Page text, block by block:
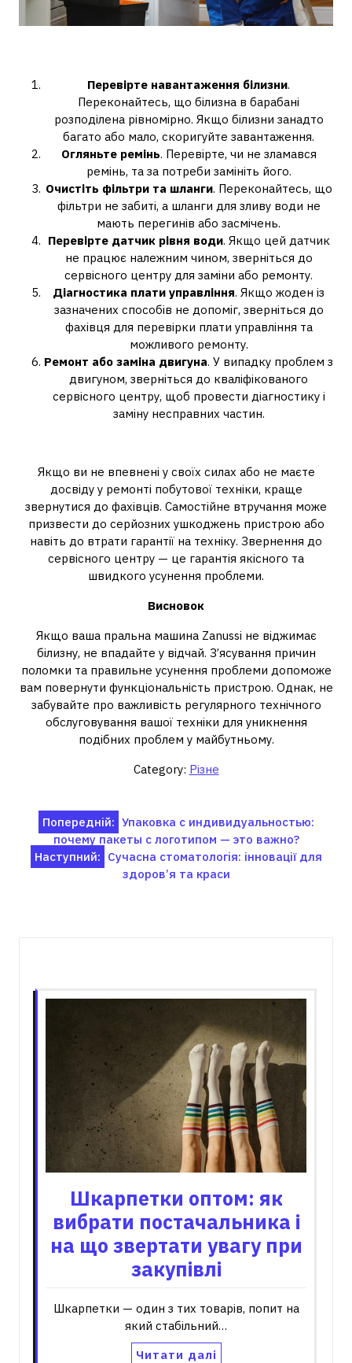
Перевірте навантаження білизни.
Переконайтесь, що білизна в барабані
розподілена рівномірно. Якщо білизни занадто
багато або мало, скоригуйте завантаження.
Огляньте ремінь. Перевірте, чи не зламався
ремінь, та за потреби замініть його.
Очистіть фільтри та шланги. Переконайтесь, що
фільтри не забиті, а шланги для зливу води не
мають перегинів або засмічень.
Перевірте датчик рівня води. Якщо цей датчик
не працює належним чином, зверніться до
сервісного центру для заміни або ремонту.
Діагностика плати управління. Якщо жоден із
зазначених способів не допоміг, зверніться до
фахівця для перевірки плати управління та
можливого ремонту.
Ремонт або заміна двигуна. У випадку проблем з
двигуном, зверніться до кваліфікованого
сервісного центру, щоб провести діагностику і
заміну несправних частин.
Якщо ви не впевнені у своїх силах або не маєте
досвіду у ремонті побутової техніки, краще
звернутися до фахівців. Самостійне втручання може
призвести до серйозних ушкоджень пристрою або
навіть до втрати гарантії на техніку. Звернення до
сервісного центру — це гарантія якісного та
швидкого усунення проблеми.
Висновок
Якщо ваша пральна машина Zanussi не віджимає
білизну, не впадайте у відчай. З’ясування причин
поломки та правильне усунення проблеми допоможе
вам повернути функціональність пристрою. Однак, не
забувайте про важливість регулярного технічного
обслуговування вашої техніки для уникнення
подібних проблем у майбутньому.
Category: Різне
Навігація
записів
Попередній: Упаковка с индивидуальностью:
почему пакеты с логотипом — это важно?
Наступний: Сучасна стоматологія: інновації для
здоров’я та краси
Шкарпетки оптом: як
вибрати постачальника і
на що звертати увагу при
закупівлі
Шкарпетки — один з тих товарів, попит на
який стабільний…
Читати далі